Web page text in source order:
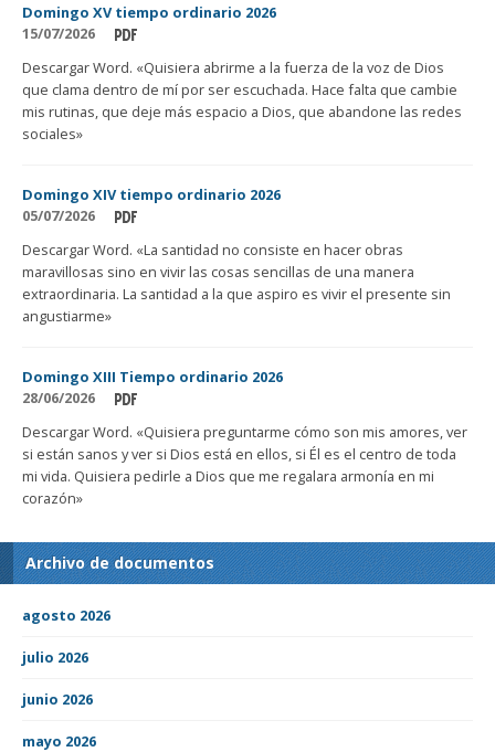
Domingo XV tiempo ordinario 2026
15/07/2026
Descargar Word. «Quisiera abrirme a la fuerza de la voz de Dios
que clama dentro de mí por ser escuchada. Hace falta que cambie
mis rutinas, que deje más espacio a Dios, que abandone las redes
sociales»
Domingo XIV tiempo ordinario 2026
05/07/2026
Descargar Word. «La santidad no consiste en hacer obras
maravillosas sino en vivir las cosas sencillas de una manera
extraordinaria. La santidad a la que aspiro es vivir el presente sin
angustiarme»
Domingo XIII Tiempo ordinario 2026
28/06/2026
Descargar Word. «Quisiera preguntarme cómo son mis amores, ver
si están sanos y ver si Dios está en ellos, si Él es el centro de toda
mi vida. Quisiera pedirle a Dios que me regalara armonía en mi
corazón»
Archivo de documentos
agosto 2026
julio 2026
junio 2026
mayo 2026